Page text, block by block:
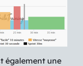
également une